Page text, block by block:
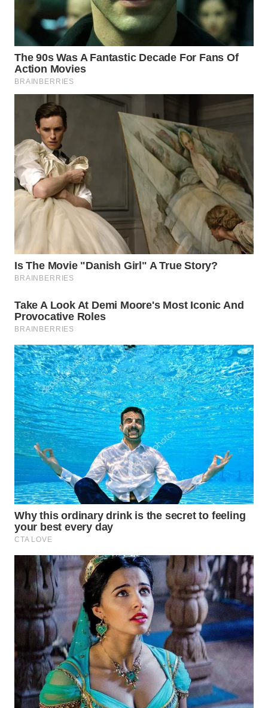
SUKABUMI
WN
PURWAKARTA
WN
TIMUR
WN
SEMARANG
WN
SOLO
WN
WN
WN
SURABAYA
WN
NATUNA
WN
BINTAN
WN
MANDALIKA
WN
LIKUPANG
WN
LABUANBAJO
WN
BORNEO
Wahana
Media
Group
WAHANA
NEWS